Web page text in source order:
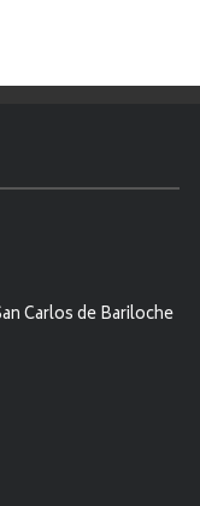
Carlos de Bariloche